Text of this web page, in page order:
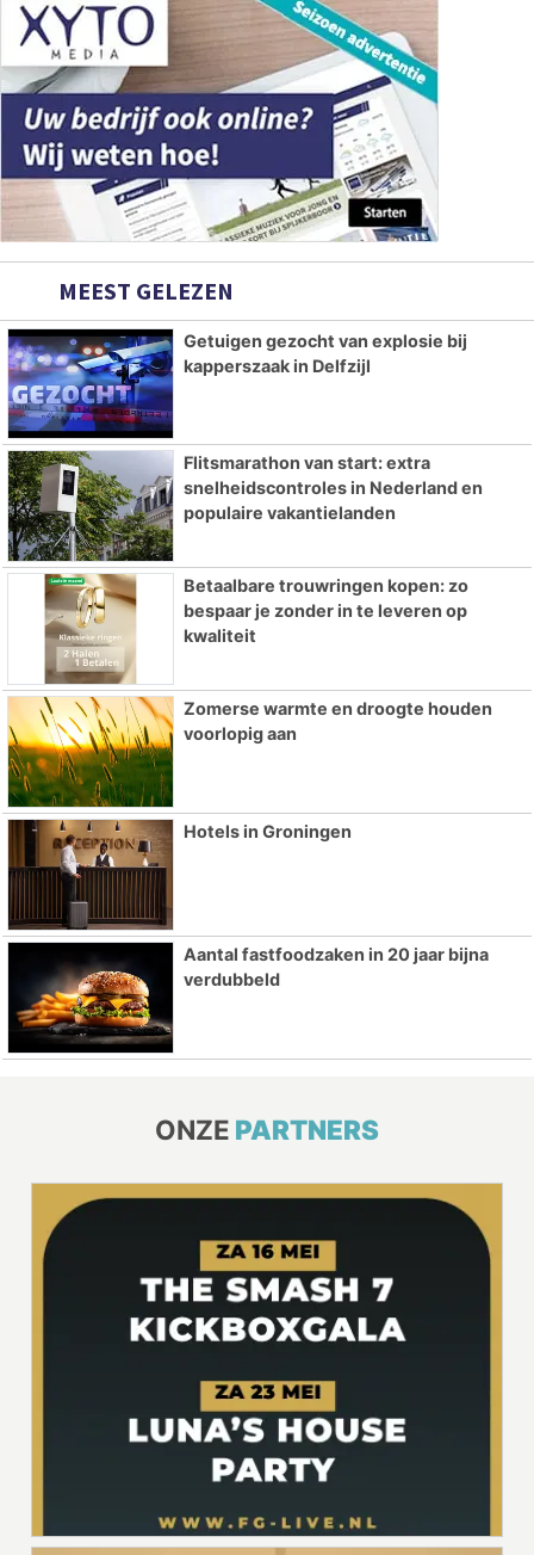
MEEST GELEZEN
Getuigen gezocht van explosie bij
kapperszaak in Delfzijl
Flitsmarathon van start: extra
snelheidscontroles in Nederland en
populaire vakantielanden
Betaalbare trouwringen kopen: zo
bespaar je zonder in te leveren op
kwaliteit
Zomerse warmte en droogte houden
voorlopig aan
Hotels in Groningen
Aantal fastfoodzaken in 20 jaar bijna
verdubbeld
ONZE PARTNERS